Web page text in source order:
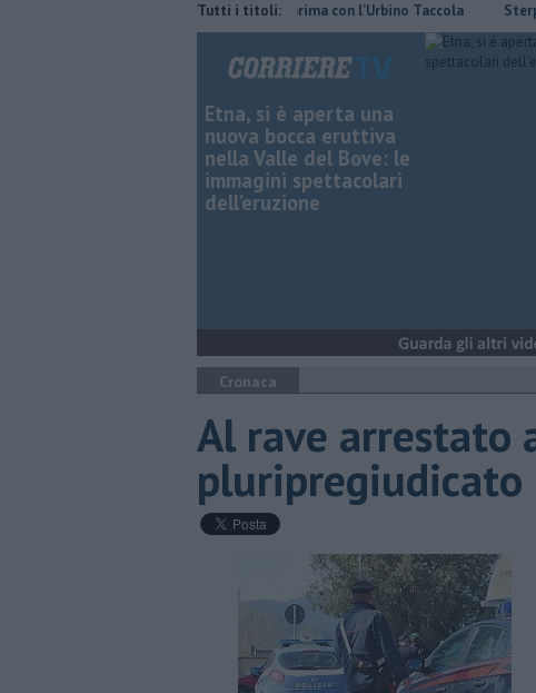
Tutti i titoli:
​Granata, buona la prima con l’Urbino Taccola Sterpaglie
Etna, si è aperta una
nuova bocca eruttiva
nella Valle del Bove: le
immagini spettacolari
dell’eruzione
Cronaca
Al rave arrestato
pluripregiudicato